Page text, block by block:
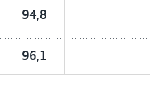
94,8
96,1